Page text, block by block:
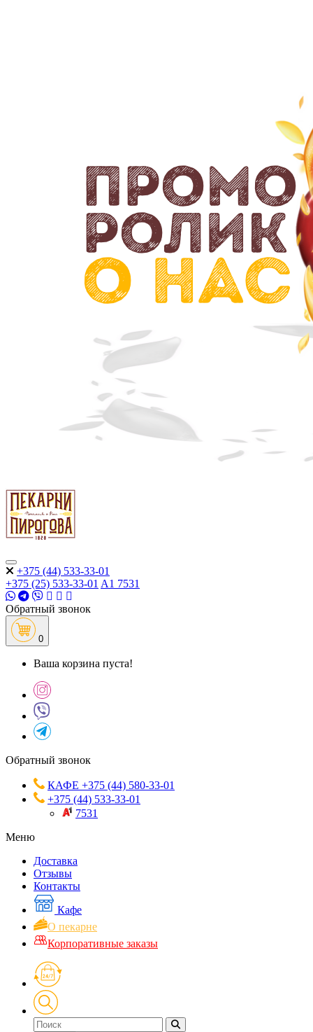
+375 (44) 533-33-01
+375 (25) 533-33-01 A1 7531
Обратный звонок
0
Ваша корзина пуста!
Обратный звонок
КАФЕ +375 (44) 580-33-01
+375 (44) 533-33-01
7531
Меню
Доставка
Отзывы
Контакты
Кафе
О пекарне
Корпоративные заказы